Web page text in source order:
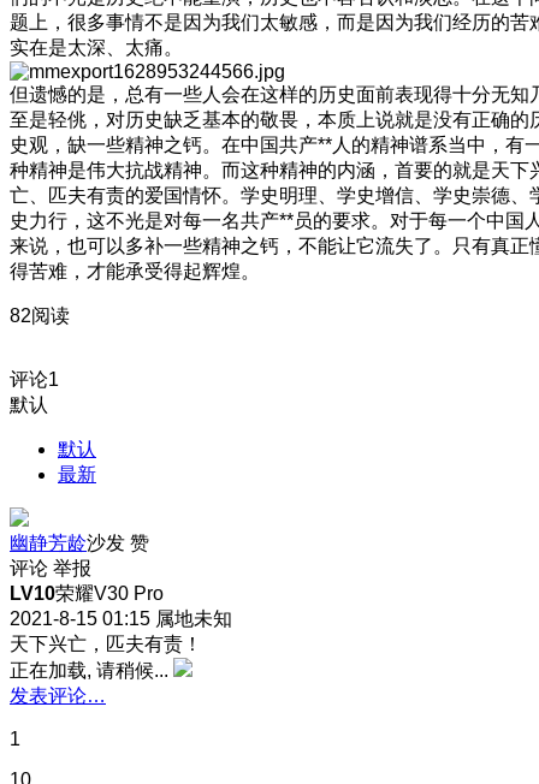
题上，很多事情不是因为我们太敏感，而是因为我们经历的苦
实在是太深、太痛。
但遗憾的是，总有一些人会在这样的历史面前表现得十分无知
至是轻佻，对历史缺乏基本的敬畏，本质上说就是没有正确的
史观，缺一些精神之钙。在中国共产**人的精神谱系当中，有
种精神是伟大抗战精神。而这种精神的内涵，首要的就是天下
亡、匹夫有责的爱国情怀。学史明理、学史增信、学史崇德、
史力行，这不光是对每一名共产**员的要求。对于每一个中国
来说，也可以多补一些精神之钙，不能让它流失了。只有真正
得苦难，才能承受得起辉煌。
82阅读
评论1
默认
默认
最新
幽静芳龄沙发 赞
评论 举报
LV10荣耀V30 Pro
2021-8-15 01:15 属地未知
天下兴亡，匹夫有责！
正在加载, 请稍候...
发表评论…
1
10